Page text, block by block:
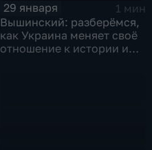
29 января
1 мин
Вышинский: разберёмся,
как Украина меняет своё
отношение к истории и